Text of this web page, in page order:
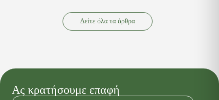
Δείτε όλα τα άρθρα
Ας κρατήσουμε επαφή